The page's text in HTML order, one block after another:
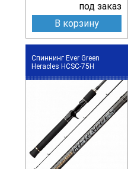
под заказ
В корзину
Спиннинг Ever Green
Heracles HCSC-75H